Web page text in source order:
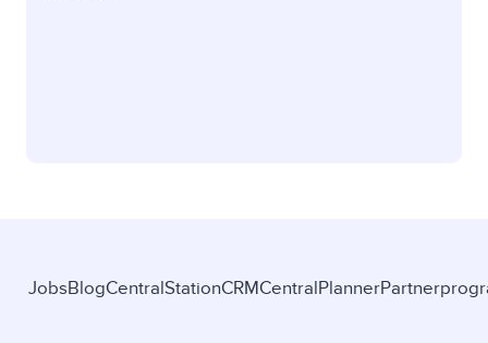
JobsBlogCentralStationCRMCentralPlanner